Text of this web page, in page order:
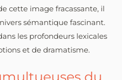
cette image fracassante, il
sémantique fascinant.
les profondeurs lexicales
et de dramatisme.